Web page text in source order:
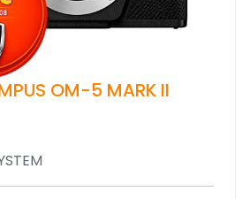
OM-5 MARK II